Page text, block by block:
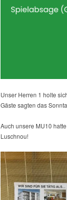
Unser Herren 1 holte
Gäste sagten das
Auch unsere MU10
Luschnou!